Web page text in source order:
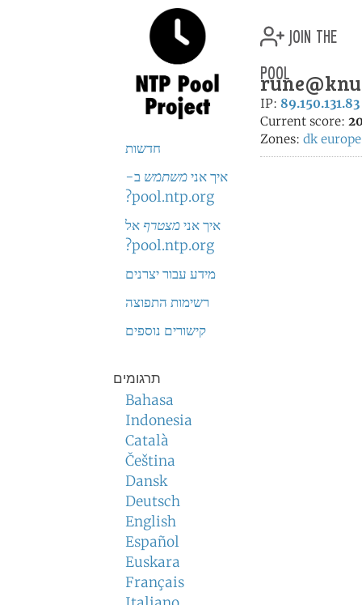
חדשות
איך אנימשתמש ב-
pool.ntp.org?
איך אנימצטרף אל
pool.ntp.org?
מידע עבור יצרנים
רשימות התפוצה
קישורים נוספים
תרגומים
Bahasa
Indonesia
Català
Čeština
Dansk
Deutsch
English
Español
Euskara
Français
join the
pool
IP: 89.150.131.83
Current score:
Zones: dk europe